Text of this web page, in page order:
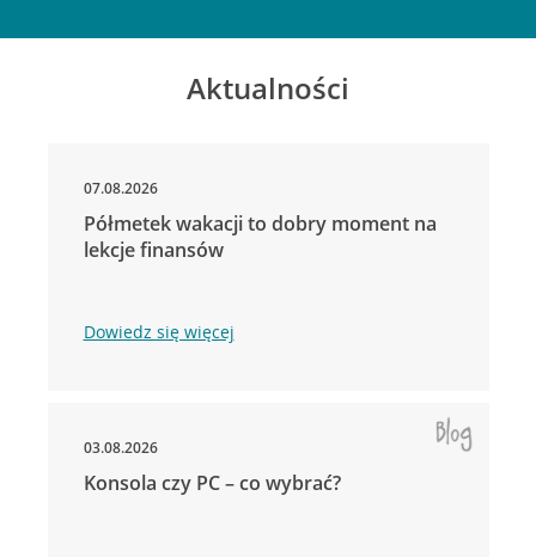
Aktualności
07.08.2026
Półmetek wakacji to dobry moment na
lekcje finansów
Dowiedz się więcej
03.08.2026
Konsola czy PC – co wybrać?